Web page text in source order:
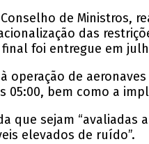
de Ministros,
das
foi entregue em
operação de
05:00, bem como a
que sejam
elevados de ruído”.